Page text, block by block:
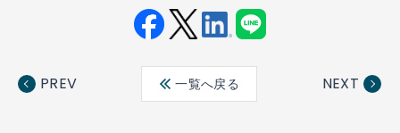
ebo ter
edin
PREV 一覧へ戻る NEXT